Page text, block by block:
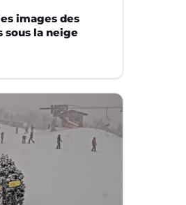
images des
sous la neige